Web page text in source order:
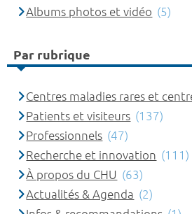
Albums photos et vidéo (5)
Par rubrique
Centres maladies rares et
Patients et visiteurs (137)
Professionnels (47)
Recherche et innovation (111)
À propos du CHU (63)
Actualités & Agenda (2)